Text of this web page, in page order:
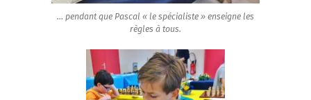
… pendant que Pascal « le spécialiste » enseigne les
règles à tous.